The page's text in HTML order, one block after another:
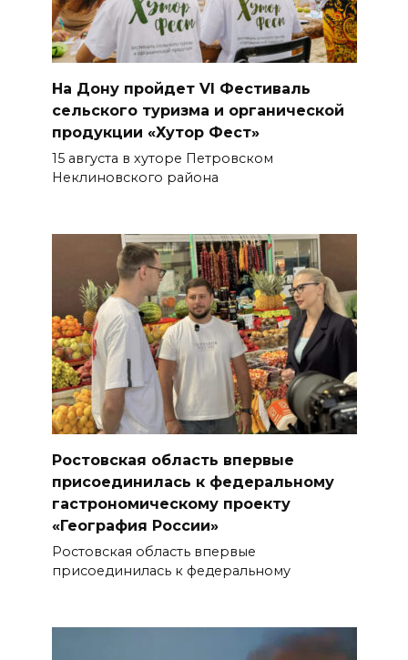
На Дону пройдет VI Фестиваль
сельского туризма и органической
продукции «Хутор Фест»
15 августа в хуторе Петровском
Неклиновского района
Ростовская область впервые
присоединилась к федеральному
гастрономическому проекту
«География России»
Ростовская область впервые
присоединилась к федеральному